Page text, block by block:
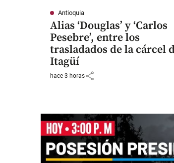
Antioquia
Alias ‘Douglas’ y ‘Carlos
Pesebre’, entre los
trasladados de la cárcel
Itagüí
hace 3 horasshare